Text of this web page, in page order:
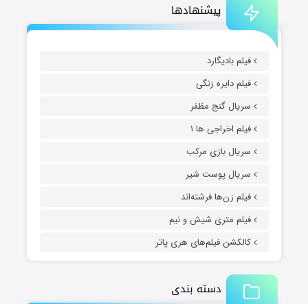
پیشنهادها
فیلم بادیگارد
فیلم دایره زنگی
سریال گنج مظفر
فیلم اخراجی ها ۱
سریال بازی مرکب
سریال پوست شیر
فیلم زن‌ها فرشته‌اند
فیلم متری شیش و نیم
کالکشن فیلم‌های هری پاتر
دسته بندی